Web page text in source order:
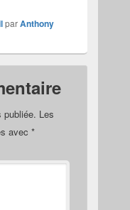
parAnthony
publiée. Les
avec *